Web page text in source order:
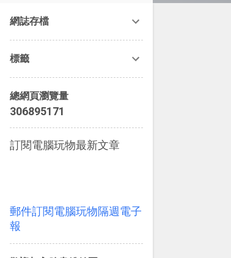
網誌存檔
標籤
總網頁瀏覽量
306895171
訂閱電腦玩物最新文章
郵件訂閱電腦玩物隔週電子
報